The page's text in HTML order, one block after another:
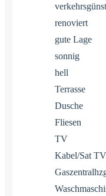
renoviert
gute Lage
sonnig
hell
Terrasse
Dusche
Fliesen
TV
Kabel/Sat TV